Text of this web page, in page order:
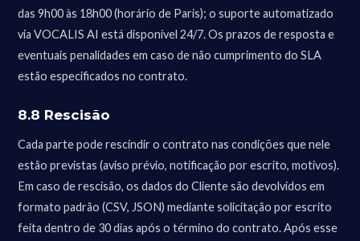
das 9h00 às 18h00 (horário de Paris); o suporte automatizado
via VOCALIS AI está disponível 24/7. Os prazos de resposta e
eventuais penalidades em caso de não cumprimento do SLA
estão especificados no contrato.
8.8 Rescisão
Cada parte pode rescindir o contrato nas condições que nele
estão previstas (aviso prévio, notificação por escrito, motivos).
Em caso de rescisão, os dados do Cliente são devolvidos em
formato padrão (CSV, JSON) mediante solicitação por escrito
feita dentro de 30 dias após o término do contrato. Após esse